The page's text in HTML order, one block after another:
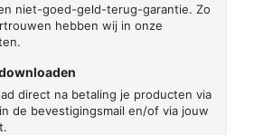
niet-goed-geld-terug-garantie. Zo
hebben wij in onze
direct na betaling je producten via
de bevestigingsmail en/of via jouw